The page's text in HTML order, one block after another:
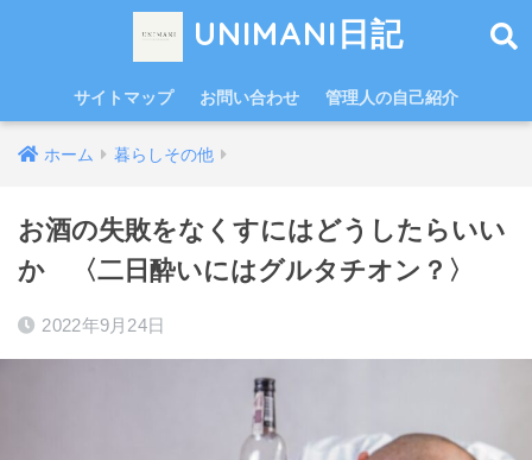
UNIMANI日記
サイトマップ お問い合わせ 管理人の自己紹介
ホーム 暮らしその他
お酒の失敗をなくすにはどうしたらいい
か 〈二日酔いにはグルタチオン？〉
2022年9月24日